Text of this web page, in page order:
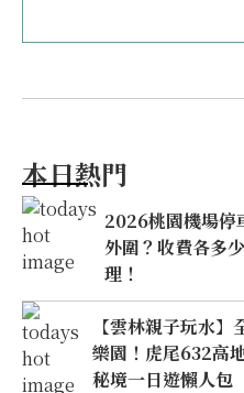
本日熱門
2026桃園機場停
外圍？收費各多
理！
【雲林親子玩水
樂園！虎尾632高
秘境一日遊懶人包